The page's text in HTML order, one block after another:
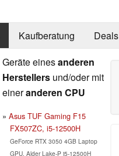
Kaufberatung Deals
Geräte einesanderen
Herstellers und/oder mit
eineranderen CPU
Asus TUF Gaming F15
FX507ZC, i5-12500H
GeForce RTX 3050 4GB Laptop
GPU, Alder Lake-P i5-12500H